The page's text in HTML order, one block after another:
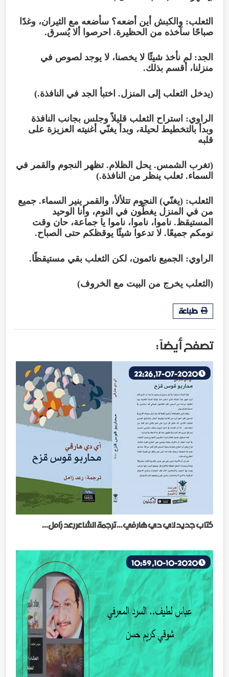
الثعلب: والكبش أين أضعه؟ سأضعه مع الثيران، وغدًا
صباحًا سآخذه من الحظيرة. احرصوا ألا يُسرق.
الجد: لم نأخذ شيئًا لا يخصنا، لا يوجد لصوص في
منزلنا، أقسم بذلك.
(يدخل الثعلب إلى المنزل. اختبأ الجد في النافذة.)
الراوي: استراح الثعلب قليلاً وجلس بجانب النافذة
وبدأ بالتخطيط لحيلة، وبدأ يغنّي أغنيته العزيزة على
قلبه
(تغرب الشمس. يحل الظلام. تظهر النجوم والقمر في
السماء. ثعلب ينظر من النافذة.)
الثعلب: (يغنّي) النجوم تتلألأ، والقمر ينير السماء. جميع
من في المنزل يغطّون في النوم، وأنا الوحيد
المستيقظ. ناموا، ناموا، ناموا يا جماعة، حان وقت
نومكم جميعًا. لا تدعوا شيئًا يوقظكم حتى الصباح.
الراوي: الجميع نائمون، لكن الثعلب بقي مستيقظًا.
(الثعلب يخرج من البيت مع الخروف)
طباعة
تصفح أيضاً :
كتاب جديد لاي دي هارفي... ترجمة الشاعر رعد زامل...